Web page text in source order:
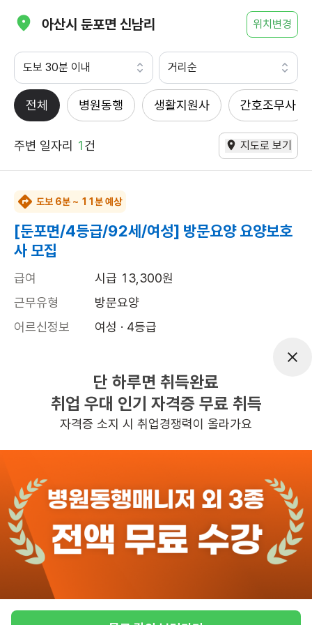
아산시 둔포면 신남리 위치변경
도보 30분 이내 거리순
전체 병원동행 생활지원사 간호조무사
주변 일자리 1건 지도로 보기
도보 6분 ~ 11분 예상
[둔포면/4등급/92세/여성] 방문요양 요양보호
사 모집
급여
시급 13,300원
근무유형
방문요양
어르신정보
여성 · 4등급
13:00~16:00
높은급여 초보가능
관심 일자리정보 더보기
6일전등록
반경 3KM 이내의 일자리 확인하기
단 하루면 취득완료
취업 우대 인기 자격증 무료 취득
자격증 소지 시 취업경쟁력이 올라가요